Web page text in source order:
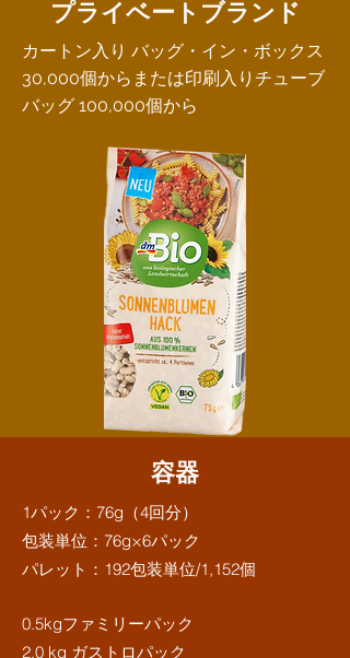
プライベートブランド
カートン入り バッグ・イン・ボックス
30,000個からまたは印刷入りチューブ
バッグ 100,000個から
容器
1パック：76g（4回分）
包装単位：76g×6パック
パレット：192包装単位/1,152個
0.5kgファミリーパック
2.0 kg ガストロパック